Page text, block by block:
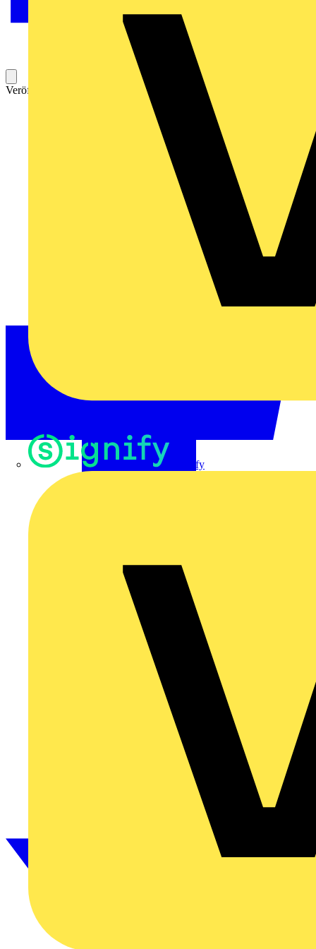
Signify
Veröffentlicht: 3. Mai 2024 Kategorie: News